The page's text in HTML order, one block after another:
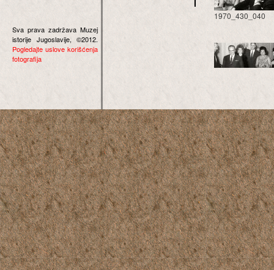
Sva prava zadržava Muzej
istorije Jugoslavije, ©2012.
Pogledajte uslove korišćenja
fotografija
1970_430_040
1970_430_043